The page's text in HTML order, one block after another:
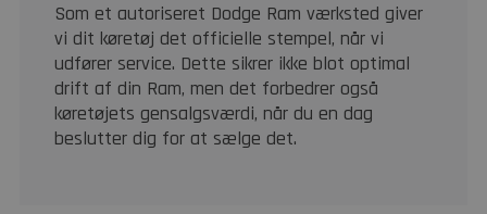
Som et autoriseret Dodge Ram værksted giver
vi dit køretøj det officielle stempel, når vi
udfører service. Dette sikrer ikke blot optimal
drift af din Ram, men det forbedrer også
køretøjets gensalgsværdi, når du en dag
beslutter dig for at sælge det.